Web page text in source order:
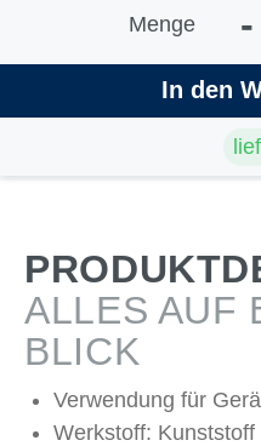
Menge -
In den
ALLES AUF
BLICK
Verwendung für
Werkstoff: Kunststoff